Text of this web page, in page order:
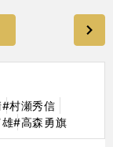
#村瀬秀信
#高森勇旗